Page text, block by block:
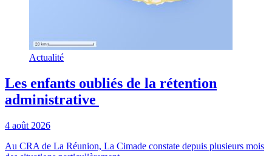
Actualité
Les enfants oubliés de la rétention
administrative
4 août 2026
Au CRA de La Réunion, La Cimade constate depuis plusieurs mois